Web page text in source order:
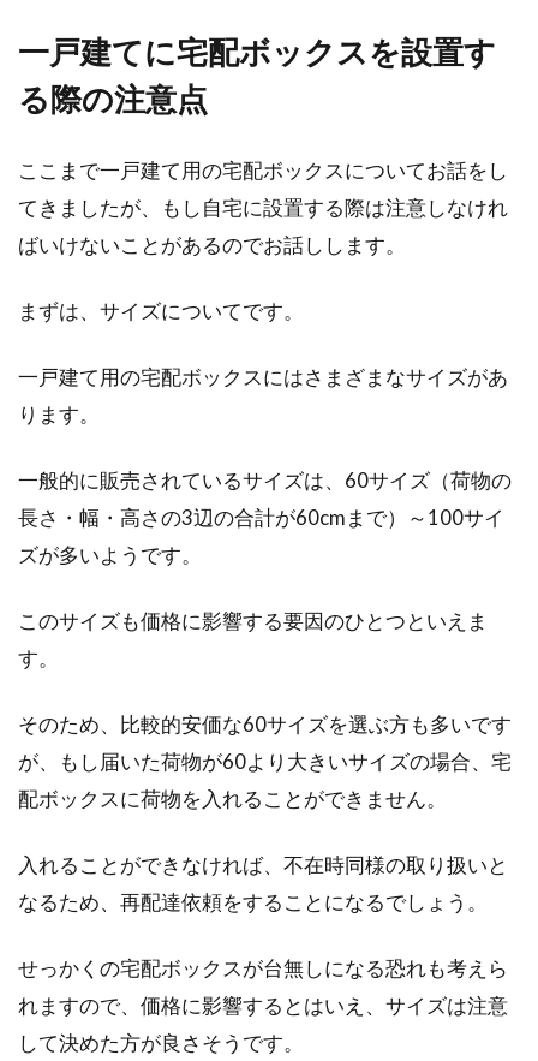
一戸建てに宅配ボックスを設置す
る際の注意点
ここまで一戸建て用の宅配ボックスについてお話をし
てきましたが、もし自宅に設置する際は注意しなけれ
ばいけないことがあるのでお話しします。
まずは、サイズについてです。
一戸建て用の宅配ボックスにはさまざまなサイズがあ
ります。
一般的に販売されているサイズは、60サイズ（荷物の
長さ・幅・高さの3辺の合計が60cmまで）～100サイ
ズが多いようです。
このサイズも価格に影響する要因のひとつといえま
す。
そのため、比較的安価な60サイズを選ぶ方も多いです
が、もし届いた荷物が60より大きいサイズの場合、宅
配ボックスに荷物を入れることができません。
入れることができなければ、不在時同様の取り扱いと
なるため、再配達依頼をすることになるでしょう。
せっかくの宅配ボックスが台無しになる恐れも考えら
れますので、価格に影響するとはいえ、サイズは注意
して決めた方が良さそうです。